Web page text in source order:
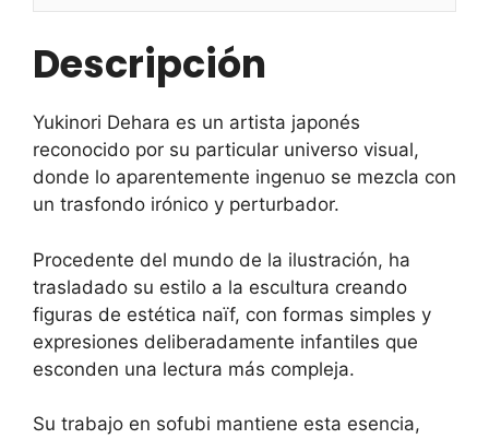
Descripción
Yukinori Dehara es un artista japonés
reconocido por su particular universo visual,
donde lo aparentemente ingenuo se mezcla con
un trasfondo irónico y perturbador.
Procedente del mundo de la ilustración, ha
trasladado su estilo a la escultura creando
figuras de estética naïf, con formas simples y
expresiones deliberadamente infantiles que
esconden una lectura más compleja.
Su trabajo en sofubi mantiene esta esencia,